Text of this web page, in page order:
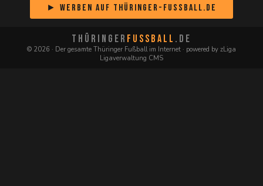
► Werben auf Thüringer-Fussball.de
THÜRINGER FUSSBALL .DE
© 2026 · Der gesamte Thüringer Fußball im Internet · powered by zLiga
Ligaverwaltung CMS